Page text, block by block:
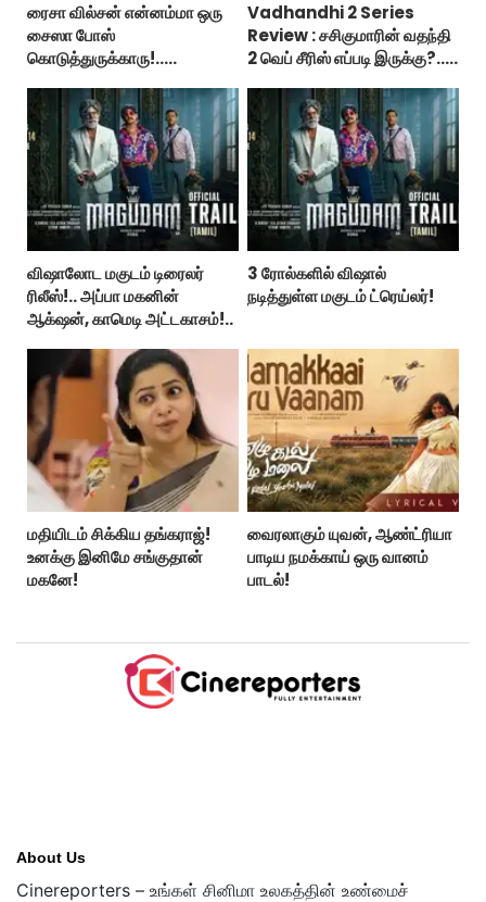
ரைசா வில்சன் என்னம்மா ஒரு
சைஸா போஸ்
கொடுத்துருக்காரு!..
Vadhandhi 2 Series
Review : சசிகுமாரின் வதந்தி
2 வெப் சீரிஸ் எப்படி இருக்கு?...
விஷாலோட மகுடம் டிரைலர்
ரிலீஸ்!.. அப்பா மகனின்
ஆக்‌ஷன், காமெடி அட்டகாசம்!..
3 ரோல்களில் விஷால்
நடித்துள்ள மகுடம் ட்ரெய்லர்!
மதியிடம் சிக்கிய தங்கராஜ்!
உனக்கு இனிமே சங்குதான்
மகனே!
வைரலாகும் யுவன், ஆண்ட்ரியா
பாடிய நமக்காய் ஒரு வானம்
பாடல்!
About Us
Cinereporters – உங்கள் சினிமா உலகத்தின் உண்மைச்